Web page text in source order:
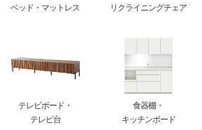
ベッド・マットレス リクライニングチェア
テレビボード・
テレビ台
食器棚・
キッチンボード